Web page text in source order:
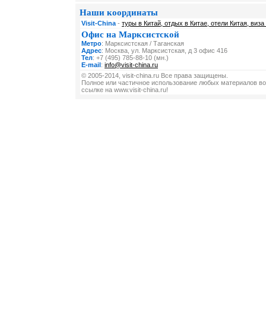
Наши координаты
Visit-China - туры в Китай, отдых в Китае, отели Китая, виза
Офис на Марксистской
Метро: Марксистская / Таганская
Адрес: Москва, ул. Марксистская, д 3 офис 416
Тел: +7 (495) 785-88-10 (мн.)
E-mail: info@visit-china.ru
© 2005-2014, visit-china.ru Все права защищены.
Полное или частичное использование любых материалов
ссылке на www.visit-china.ru!